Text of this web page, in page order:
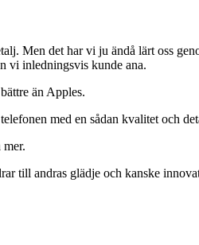
Men det har vi ju ändå lärt oss
vi inledningsvis kunde ana.
än Apples.
med en sådan kvalitet och
till andras glädje och kanske